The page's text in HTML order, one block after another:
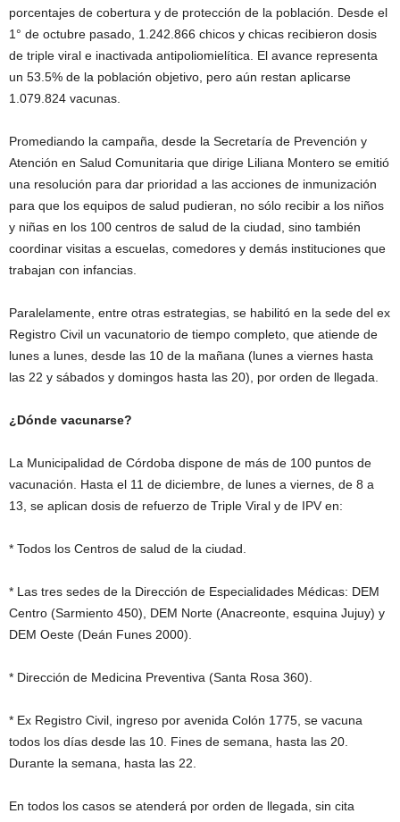
porcentajes de cobertura y de protección de la población. Desde el
1° de octubre pasado, 1.242.866 chicos y chicas recibieron dosis
de triple viral e inactivada antipoliomielítica. El avance representa
un 53.5% de la población objetivo, pero aún restan aplicarse
1.079.824 vacunas.
Promediando la campaña, desde la Secretaría de Prevención y
Atención en Salud Comunitaria que dirige Liliana Montero se emitió
una resolución para dar prioridad a las acciones de inmunización
para que los equipos de salud pudieran, no sólo recibir a los niños
y niñas en los 100 centros de salud de la ciudad, sino también
coordinar visitas a escuelas, comedores y demás instituciones que
trabajan con infancias.
Paralelamente, entre otras estrategias, se habilitó en la sede del ex
Registro Civil un vacunatorio de tiempo completo, que atiende de
lunes a lunes, desde las 10 de la mañana (lunes a viernes hasta
las 22 y sábados y domingos hasta las 20), por orden de llegada.
¿Dónde vacunarse?
La Municipalidad de Córdoba dispone de más de 100 puntos de
vacunación. Hasta el 11 de diciembre, de lunes a viernes, de 8 a
13, se aplican dosis de refuerzo de Triple Viral y de IPV en:
* Todos los Centros de salud de la ciudad.
* Las tres sedes de la Dirección de Especialidades Médicas: DEM
Centro (Sarmiento 450), DEM Norte (Anacreonte, esquina Jujuy) y
DEM Oeste (Deán Funes 2000).
* Dirección de Medicina Preventiva (Santa Rosa 360).
* Ex Registro Civil, ingreso por avenida Colón 1775, se vacuna
todos los días desde las 10. Fines de semana, hasta las 20.
Durante la semana, hasta las 22.
En todos los casos se atenderá por orden de llegada, sin cita